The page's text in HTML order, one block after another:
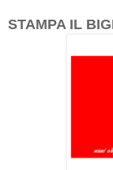
STAMPA IL